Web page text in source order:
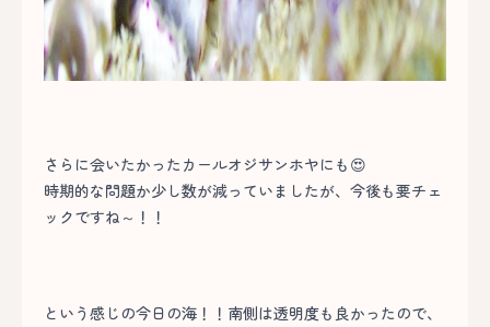
さらに会いたかったカールオジサンホヤにも😍
時期的な問題か少し数が減っていましたが、今後も要チェ
ックですね～！！
という感じの今日の海！！南側は透明度も良かったので、